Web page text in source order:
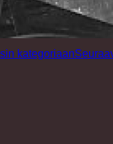
kategoriaan